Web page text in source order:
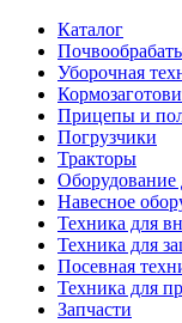
Каталог
Уборочная
Прицепы и
Погрузчики
Тракторы
Оборудование
Навесное
Техника для
Техника для
Посевная
Техника для
Запчасти